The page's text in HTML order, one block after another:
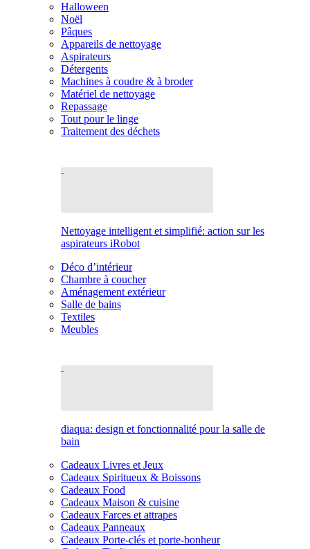
Halloween
Noël
Pâques
Appareils de nettoyage
Aspirateurs
Détergents
Machines à coudre & à broder
Matériel de nettoyage
Repassage
Tout pour le linge
Traitement des déchets
Nettoyage intelligent et simplifié: action sur les
aspirateurs iRobot
Déco d’intérieur
Chambre à coucher
Aménagement extérieur
Salle de bains
Textiles
Meubles
diaqua: design et fonctionnalité pour la salle de
bain
Cadeaux Livres et Jeux
Cadeaux Spiritueux & Boissons
Cadeaux Food
Cadeaux Maison & cuisine
Cadeaux Farces et attrapes
Cadeaux Panneaux
Cadeaux Porte-clés et porte-bonheur